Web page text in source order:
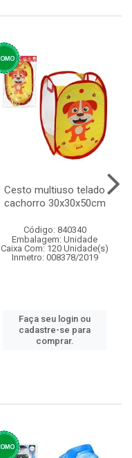
Cesto multiuso telado
cachorro 30x30x50cm
Código: 840340
Embalagem: Unidade
Caixa Com: 120 Unidade(s)
Inmetro: 008378/2019
Faça seu login ou
cadastre-se para
comprar.